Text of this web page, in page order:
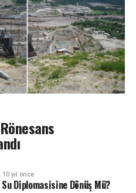
10 yıl önce
Diplomasisine Dönüş Mü?